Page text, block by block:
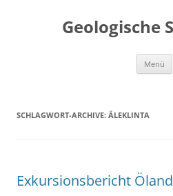
Geologische
Menü
SCHLAGWORT-ARCHIVE: ÄLEKLINTA
Exkursionsbericht Öland